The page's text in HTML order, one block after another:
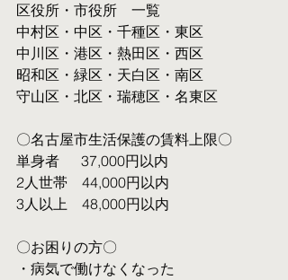
区役所・市役所　一覧
中村区・中区・千種区・東区
中川区・港区・熱田区・西区
昭和区・緑区・天白区・南区
守山区・北区・瑞穂区・名東区
〇名古屋市生活保護の賃料上限〇
単身者  　37,000円以内
2人世帯　44,000円以内
3人以上　48,000円以内
〇お困りの方〇
・病気で働けなくなった